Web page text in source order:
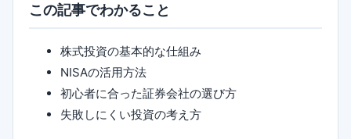
この記事でわかること
株式投資の基本的な仕組み
NISAの活用方法
初心者に合った証券会社の選び方
失敗しにくい投資の考え方